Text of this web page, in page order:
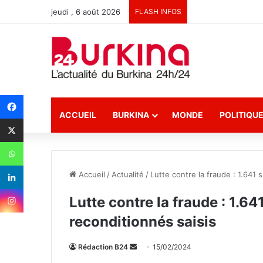
jeudi , 6 août 2026 FLASH INFOS
ACCUEIL BURKINA MONDE POLITIQUE
Accueil / Actualité / Lutte contre la fraude : 1.641
Lutte contre la fraude :
reconditionnés saisis
Rédaction B24 15/02/2024